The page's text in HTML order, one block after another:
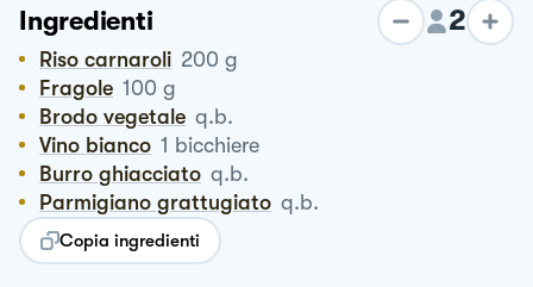
Ingredienti 2
Riso carnaroli 200 g
Fragole 100 g
Brodo vegetale q.b.
vino bianco 1 bicchiere
Burro ghiacciato q.b.
Parmigiano grattugiato q.b.
Copia ingredienti